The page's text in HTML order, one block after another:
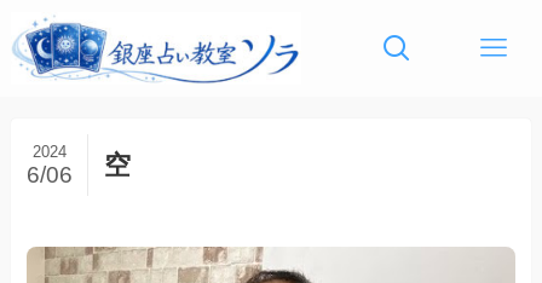
空
2024
6/06